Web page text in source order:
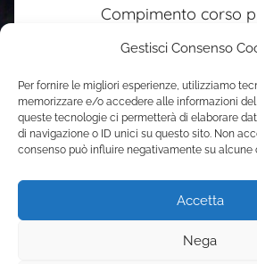
Gestisci Consenso
Per fornire le migliori esperienze, utilizziamo
memorizzare e/o accedere alle informazioni
queste tecnologie ci permetterà di elaborare
di navigazione o ID unici su questo sito. Non
consenso può influire negativamente su
Accetta
Nega
Compimento corso
Contatti
Parrocchia Sant’Elena
Via Casilina, 205 – 00176 Roma
s.elena.pigneto@gmail.com